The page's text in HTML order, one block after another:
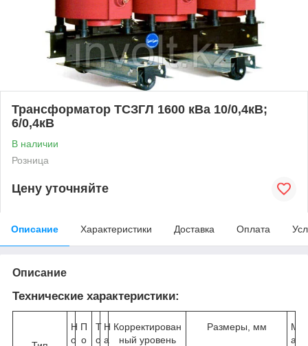
Трансформатор ТСЗГЛ 1600 кВа 10/0,4кВ;
6/0,4кВ
В наличии
Розница
Цену уточняйте
Описание Характеристики Доставка Оплата
Описание
Технические характеристики:
Н
о
П
о
Т
о
Н
а
Корректирован
ный уровень
Размеры, мм
М
а